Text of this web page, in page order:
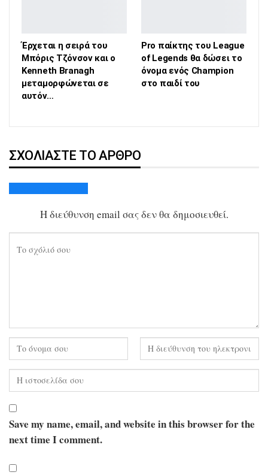
Έρχεται η σειρά του
Μπόρις Τζόνσον και ο
Kenneth Branagh
μεταμορφώνεται σε
αυτόν…
Pro παίκτης του League
of Legends θα δώσει το
όνομα ενός Champion
στο παιδί του
ΣΧΟΛΙΆΣΤΕ ΤΟ ΆΡΘΡΟ
Η διεύθυνση email σας δεν θα δημοσιευθεί.
Save my name, email, and website in this browser for the
next time I comment.